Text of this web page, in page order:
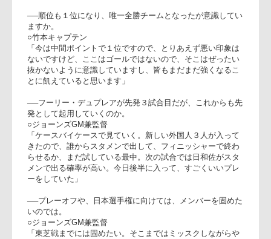
「コーチを今までしてい
て、リコーのように後半
完璧なプレイをしたのを
見たのは初めて。今日は
ペナルティが多く、サン
トリーのラグビーをする
にはすごく誇りを持って
います。グラウンドで落ち着いてやってくれたし、いいファイ
トもしてくれた。アグレッシブアタッキングラグビーはできな
かったが、ファイティングスピリッツを見せてくれたと思う。
サントリーが順位で１位になったけど、これからもっともっ
と、よくなっていくと思う」
○竹本隼太郎キャプテン
「しっかりファイティングスピリッツを持って戦えた。４ト
ライを取り５ポイント取れたことをうれしく思う。後半勝負
どころで一人一人が動けていたのでよかった。ここからしっ
かり上を目指してがんばっていきたい」